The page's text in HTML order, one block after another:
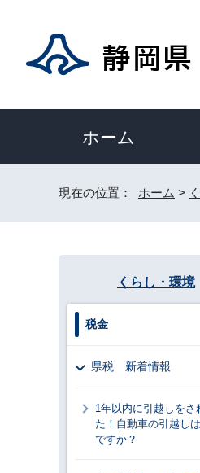
ホーム
現在の位置： ホーム >
くらし・環境
税金
県税 新着情報
1年以内に引越しをさ
た！自動車の引越し
ですか？